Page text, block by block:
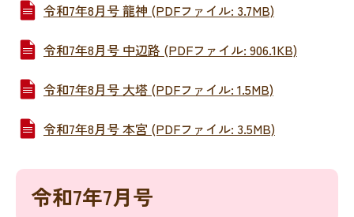
令和7年8月号 龍神 (PDFファイル: 3.7MB)
令和7年8月号 中辺路 (PDFファイル: 906.1KB)
令和7年8月号 大塔 (PDFファイル: 1.5MB)
令和7年8月号 本宮 (PDFファイル: 3.5MB)
令和7年7月号